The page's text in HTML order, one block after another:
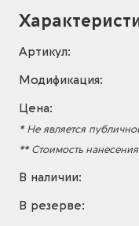
Артикул:
Модификация:
Цена:
* Не является
** Стоимость
В наличии:
В резерве: